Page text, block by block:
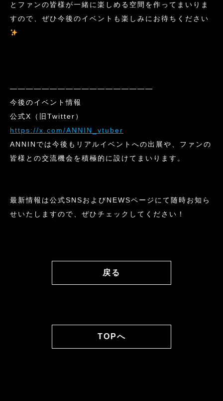
とファンの皆様が一緒に楽しめる空間を作ってまいりま
すので、ぜひ今後のイベントも楽しみにお待ちください
——————————————————
今後のイベント情報
公式X（旧Twitter）
https://x.com/ANNIN_vtuber
ANNINでは今後もリアルイベントへの出展や、ファンの
皆様との交流機会を積極的に設けてまいります。
最新情報は公式SNSおよびNEWSページにて随時お知ら
せいたしますので、ぜひチェックしてください！
戻る
TOPへ